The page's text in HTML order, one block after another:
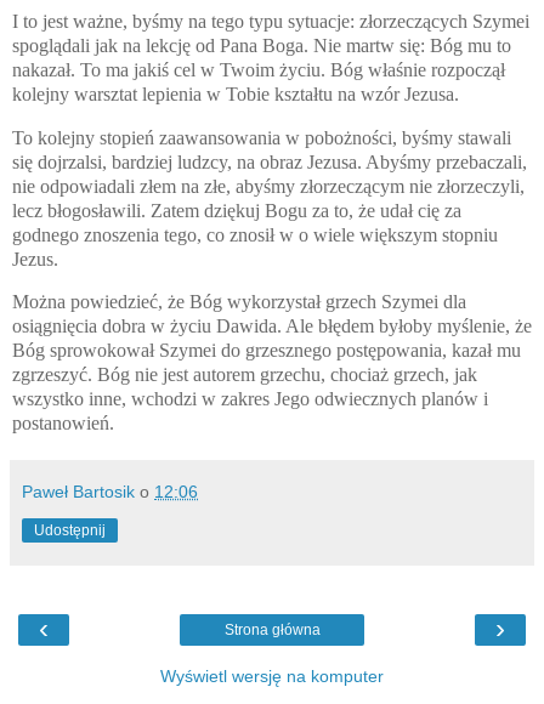
I to jest ważne, byśmy na tego typu sytuacje: złorzeczących Szymei
spoglądali jak na lekcję od Pana Boga. Nie martw się: Bóg mu to
nakazał. To ma jakiś cel w Twoim życiu. Bóg właśnie rozpoczął
kolejny warsztat lepienia w Tobie kształtu na wzór Jezusa.
To kolejny stopień zaawansowania w pobożności, byśmy stawali
się dojrzalsi, bardziej ludzcy, na obraz Jezusa. Abyśmy przebaczali,
nie odpowiadali złem na złe, abyśmy złorzeczącym nie złorzeczyli,
lecz błogosławili. Zatem dziękuj Bogu za to, że udał cię za
godnego znoszenia tego, co znosił w o wiele większym stopniu
Jezus.
Można powiedzieć, że Bóg wykorzystał grzech Szymei dla
osiągnięcia dobra w życiu Dawida. Ale błędem byłoby myślenie, że
Bóg sprowokował Szymei do grzesznego postępowania, kazał mu
zgrzeszyć. Bóg nie jest autorem grzechu, chociaż grzech, jak
wszystko inne, wchodzi w zakres Jego odwiecznych planów i
postanowień.
Paweł Bartosik o 12:06
Udostępnij
‹ ›
Strona główna
Wyświetl wersję na komputer